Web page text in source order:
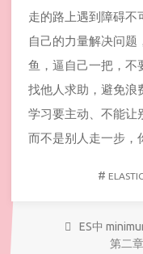
走的路上遇到障碍不
自己的力量解决问
鱼，逼自己一把，不
找他人求助，避免浪
学习要主动、不能让
而不是别人走一步，
#
ES中
第二